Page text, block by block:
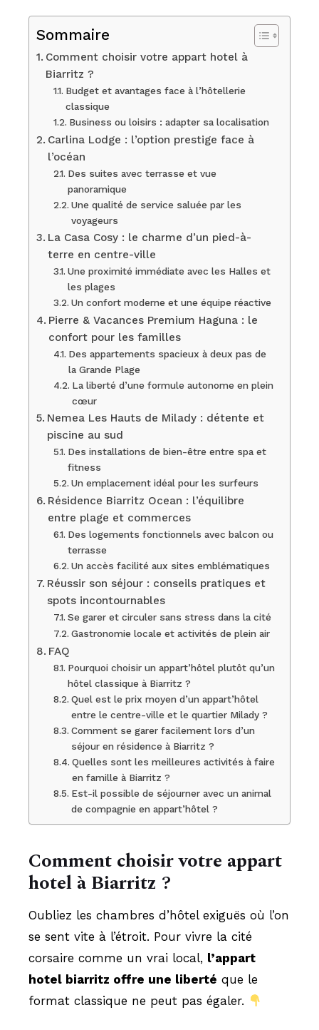
Sommaire
Comment choisir votre appart hotel à
Biarritz ?
Budget et avantages face à l’hôtellerie
classique
Business ou loisirs : adapter sa localisation
Carlina Lodge : l’option prestige face à
l’océan
Des suites avec terrasse et vue
panoramique
Une qualité de service saluée par les
voyageurs
La Casa Cosy : le charme d’un pied-à-
terre en centre-ville
Une proximité immédiate avec les Halles et
les plages
Un confort moderne et une équipe réactive
Pierre & Vacances Premium Haguna : le
confort pour les familles
Des appartements spacieux à deux pas de
la Grande Plage
La liberté d’une formule autonome en plein
cœur
Nemea Les Hauts de Milady : détente et
piscine au sud
Des installations de bien-être entre spa et
fitness
Un emplacement idéal pour les surfeurs
Résidence Biarritz Ocean : l’équilibre
entre plage et commerces
Des logements fonctionnels avec balcon ou
terrasse
Un accès facilité aux sites emblématiques
Réussir son séjour : conseils pratiques et
spots incontournables
Se garer et circuler sans stress dans la cité
Gastronomie locale et activités de plein air
FAQ
Pourquoi choisir un appart’hôtel plutôt qu’un
hôtel classique à Biarritz ?
Quel est le prix moyen d’un appart’hôtel
entre le centre-ville et le quartier Milady ?
Comment se garer facilement lors d’un
séjour en résidence à Biarritz ?
Quelles sont les meilleures activités à faire
en famille à Biarritz ?
Est-il possible de séjourner avec un animal
de compagnie en appart’hôtel ?
Comment choisir votre appart
hotel à Biarritz ?
Oubliez les chambres d’hôtel exiguës où l’on
se sent vite à l’étroit. Pour vivre la cité
corsaire comme un vrai local, l’appart
hotel biarritz offre une liberté que le
format classique ne peut pas égaler.